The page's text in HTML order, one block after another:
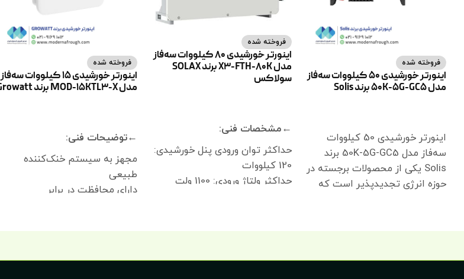
فروخته شده
اینورتر خورشیدی 50 کیلووات سه‌فاز
مدل 50K-5G-GC5 برند Solis
اینورتر خورشیدی 50 کیلووات
سه‌فاز مدل 50K-5G-GC5 برند
Solis یکی از محصولات برجسته در
حوزه انرژی تجدیدپذیر است که
اینورترها قلب یک سیستم
اصلی آنها تبدیل جریان مستقیم
فروخته شده
اینورتر خورشیدی 80 کیلووات سه‌فاز
مدل X3-FTH-80K برند SOLAX
سولاکس
←مشخصات فنی:
حداکثر توان ورودی پنل خورشیدی:
120 کیلووات
حداکثر ولتاژ ورودی: 1100 ولت
محدوده ولتاژ MPPT اینورتر: 180
حداکثر جریان ورودی هر MPPT
فروخته شده
اینورتر خورشیدی 15 کیلووات سه‌فاز
مدل MOD-15KTL3-X برند Growatt
←توضیحات فنی:
مجهز به سیستم خنک‌کننده
طبیعی
دارای محافظت در برابر